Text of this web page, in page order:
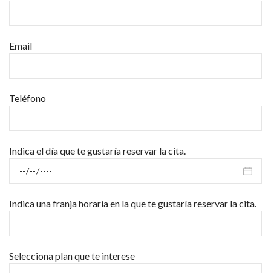
Email
Teléfono
Indica el día que te gustaría reservar la cita.
Indica una franja horaria en la que te gustaría reservar la cita.
Selecciona plan que te interese